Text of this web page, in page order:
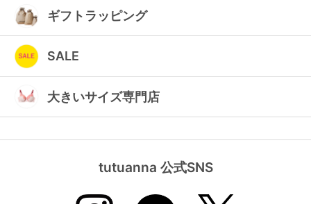
ギフトラッピング
SALE
大きいサイズ専門店
tutuanna 公式SNS